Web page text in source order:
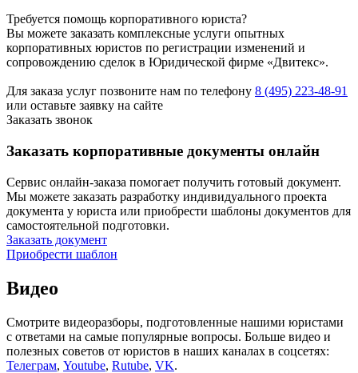
Требуется помощь корпоративного юриста?
Вы можете заказать комплексные услуги опытных
корпоративных юристов по регистрации изменений и
сопровождению сделок в Юридической фирме «Двитекс».
Для заказа услуг позвоните нам по телефону 8 (495) 223-48-91
или оставьте заявку на сайте
Заказать звонок
Заказать корпоративные документы онлайн
Сервис онлайн-заказа помогает получить готовый документ.
Мы можете заказать разработку индивидуального проекта
документа у юриста или приобрести шаблоны документов для
самостоятельной подготовки.
Заказать документ
Приобрести шаблон
Видео
Смотрите видеоразборы, подготовленные нашими юристами
с ответами на самые популярные вопросы. Больше видео и
полезных советов от юристов в наших каналах в соцсетях:
Телеграм, Youtube, Rutube, VK.